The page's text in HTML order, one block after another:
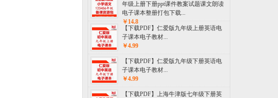
年级上册下册ppt课件教案试题课文朗读
电子课本整册打包下载...
￥14.8
【下载PDF】仁爱版九年级上册英语电
子课本电子教材...
￥4.99
【下载PDF】仁爱版九年级下册英语电
子课本电子教材...
￥4.99
【下载PDF】上海牛津版七年级下册英